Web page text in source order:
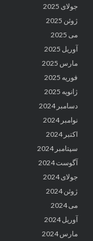
جولای 2025
ژوئن 2025
می 2025
آوریل 2025
مارس 2025
فوریه 2025
ژانویه 2025
دسامبر 2024
نوامبر 2024
اکتبر 2024
سپتامبر 2024
آگوست 2024
جولای 2024
ژوئن 2024
می 2024
آوریل 2024
مارس 2024